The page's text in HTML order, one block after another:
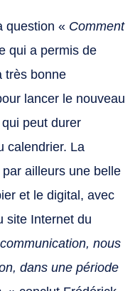
question « Comment
qui a permis de
très bonne
lancer le nouveau
peut durer
calendrier. La
ailleurs une belle
et le digital, avec
site Internet du
nous
dans une période